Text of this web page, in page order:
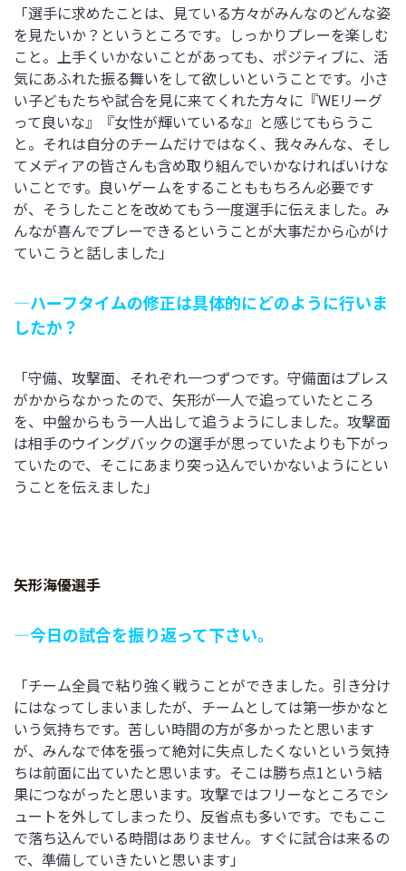
「選手に求めたことは、見ている方々がみんなのどんな姿
を見たいか？というところです。しっかりプレーを楽しむ
こと。上手くいかないことがあっても、ポジティブに、活
気にあふれた振る舞いをして欲しいということです。小さ
い子どもたちや試合を見に来てくれた方々に『WEリーグ
って良いな』『女性が輝いているな』と感じてもらうこ
と。それは自分のチームだけではなく、我々みんな、そし
てメディアの皆さんも含め取り組んでいかなければいけな
いことです。良いゲームをすることももちろん必要です
が、そうしたことを改めてもう一度選手に伝えました。み
んなが喜んでプレーできるということが大事だから心がけ
ていこうと話しました」
―ハーフタイムの修正は具体的にどのように行いま
したか？
「守備、攻撃面、それぞれ一つずつです。守備面はプレス
がかからなかったので、矢形が一人で追っていたところ
を、中盤からもう一人出して追うようにしました。攻撃面
は相手のウイングバックの選手が思っていたよりも下がっ
ていたので、そこにあまり突っ込んでいかないようにとい
うことを伝えました」
矢形海優選手
―今日の試合を振り返って下さい。
「チーム全員で粘り強く戦うことができました。引き分け
にはなってしまいましたが、チームとしては第一歩かなと
いう気持ちです。苦しい時間の方が多かったと思います
が、みんなで体を張って絶対に失点したくないという気持
ちは前面に出ていたと思います。そこは勝ち点1という結
果につながったと思います。攻撃ではフリーなところでシ
ュートを外してしまったり、反省点も多いです。でもここ
で落ち込んでいる時間はありません。すぐに試合は来るの
で、準備していきたいと思います」